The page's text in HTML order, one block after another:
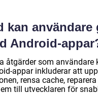
kan
Android-
åtgärder som
appar inkluderar att
rensa cache,
till utvecklaren för